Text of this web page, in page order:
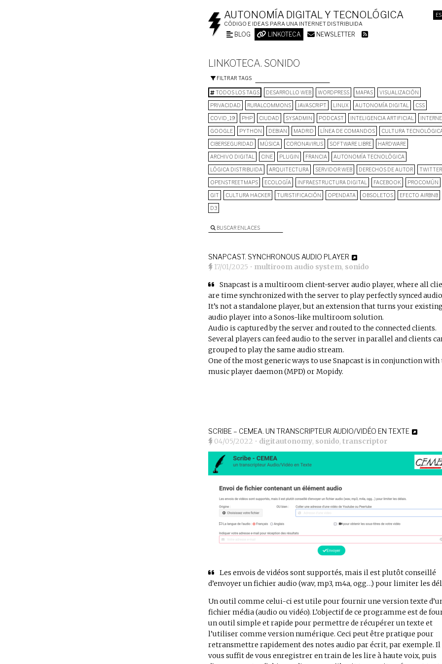
ES
AUTONOMÍA DIGITAL Y TECNOLÓGICA
CÓDIGO E IDEAS PARA UNA INTERNET DISTRIBUIDA
BLOG LINKOTECA NEWSLETTER
LINKOTECA. SONIDO
FILTRAR TAGS
TODOS LOS TAGS DESARROLLO WEB WORDPRESS MAPAS VISUALIZACIÓN
PRIVACIDAD RURALCOMMONS JAVASCRIPT LINUX AUTONOMÍA DIGITAL CSS
COVID_19 PHP CIUDAD SYSADMIN PODCAST INTELIGENCIA ARTIFICIAL
GOOGLE PYTHON DEBIAN MADRID LÍNEA DE COMANDOS CULTURA
CIBERSEGURIDAD MÚSICA CORONAVIRUS SOFTWARE LIBRE HARDWARE
ARCHIVO DIGITAL CINE PLUGIN FRANCIA AUTONOMÍA TECNOLÓGICA
LÓGICA DISTRIBUIDA ARQUITECTURA SERVIDOR WEB DERECHOS DE AUTOR TWITTER
OPENSTREETMAPS ECOLOGÍA INFRAESTRUCTURA DIGITAL FACEBOOK PROCOMÚN
GIT CULTURA HACKER TURISTIFICACIÓN OPENDATA OBSOLETOS EFECTO AIRBNB
D3
BUSCAR ENLACES
SNAPCAST. SYNCHRONOUS AUDIO PLAYER
17/01/2025 • multiroom audio system, sonido
Snapcast is a multiroom client-server audio player, where all
are time synchronized with the server to play perfectly synced
It’s not a standalone player, but an extension that turns your
audio player into a Sonos-like multiroom solution.
Audio is captured by the server and routed to the connected clients.
Several players can feed audio to the server in parallel and clients
grouped to play the same audio stream.
One of the most generic ways to use Snapcast is in conjunction with
music player daemon (MPD) orMopidy.
SCRIBE – CEMEA. UN TRANSCRIPTEUR AUDIO/VIDÉO EN TEXTE
04/05/2022 • digitautonomy, sonido, transcriptor
Les envois de vidéos sont supportés, mais il est plutôt conseillé
d’envoyer un fichier audio (wav, mp3, m4a, ogg…) pour limiter les
Un outil comme celui-ci est utile pour fournir une version texte
fichier média (audio ou vidéo). L’objectif de ce programme est de
un outil simple et rapide pour permettre de récupérer un texte et
l’utiliser comme version numérique. Ceci peut être pratique pour
retransmettre rapidement des notes audio par écrit, par exemple. Il
vous suffit de vous enregistrer en train de les lire à haute voix, puis